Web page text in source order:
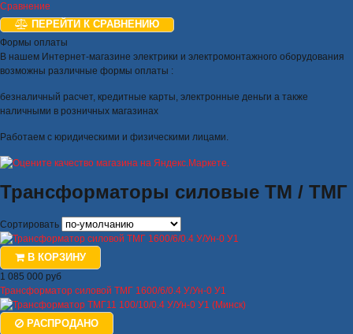
Сравнение
ПЕРЕЙТИ К СРАВНЕНИЮ
Формы оплаты
В нашем Интернет-магазине электрики и электромонтажного оборудования
возможны различные формы оплаты :
безналичный расчет, кредитные карты, электронные деньги а также
наличными в розничных магазинах
Работаем с юридическими и физическими лицами.
Трансформаторы силовые ТМ / ТМГ
Сортировать
В КОРЗИНУ
1 085 000 руб
Трансформатор силовой ТМГ 1600/6/0.4 У/Ун-0 У1
РАСПРОДАНО